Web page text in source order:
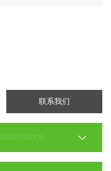
业理想的所需设备。
联系我们